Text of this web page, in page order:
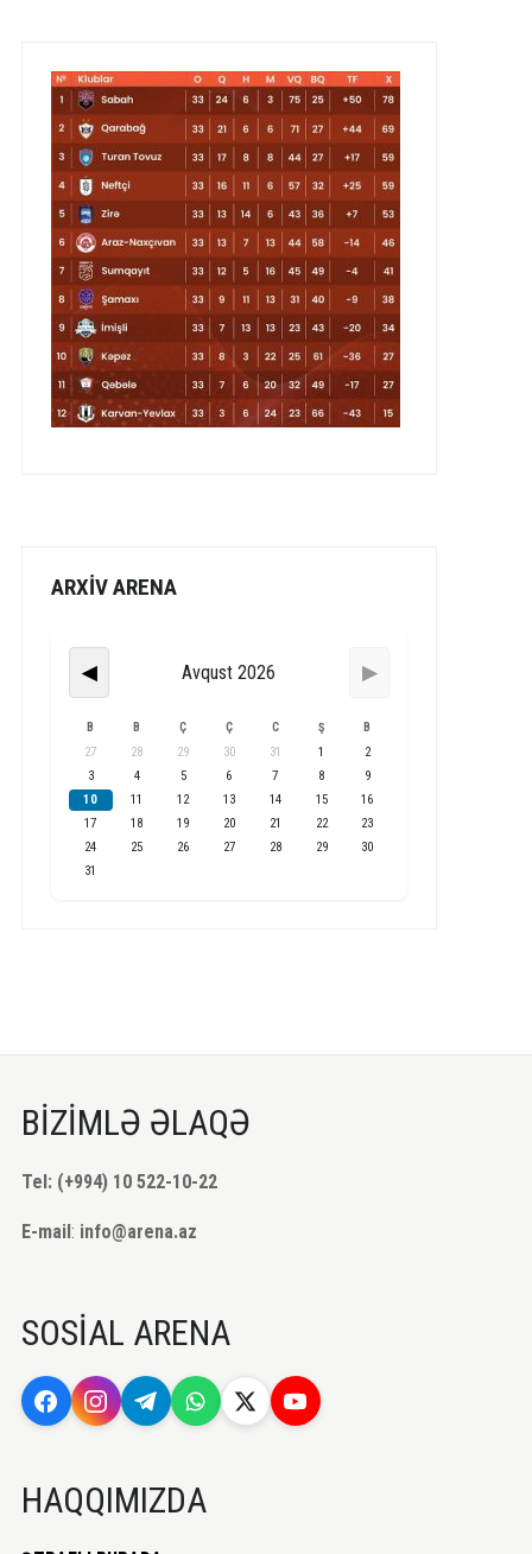
ARXİV ARENA
◀ Avqust 2026 ▶
B B Ç Ç C Ş B
27 28 29 30 31 1
2
3
4 5 6 7 8
9
10
11 12 13 14 15
16
17
18 19 20 21 22
23
24
25 26 27 28 29
30
31
BİZİMLƏ ƏLAQƏ
Tel: (+994) 10 522-10-22
E-mail: info@arena.az
SOSİAL ARENA
HAQQIMIZDA